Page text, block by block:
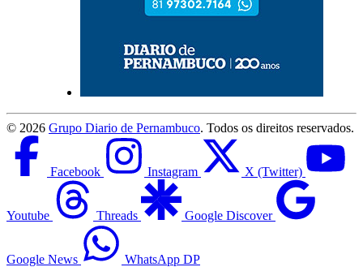
© 2026 Grupo Diario de Pernambuco. Todos os direitos reservados.
Facebook Instagram X (Twitter)
Youtube Threads Google Discover
Google News WhatsApp DP